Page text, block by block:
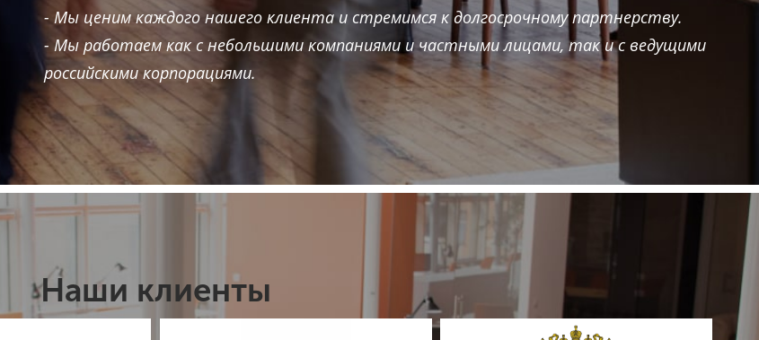
- Мы ценим каждого нашего клиента и стремимся к долгосрочному партнерству.
- Мы работаем как с небольшими компаниями и частными лицами, так и с ведущими
российскими корпорациями.
Наши клиенты